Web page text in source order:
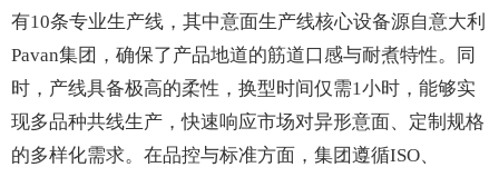
有10条专业生产线，其中意面生产线核心设备源自意大利
Pavan集团，确保了产品地道的筋道口感与耐煮特性。同
时，产线具备极高的柔性，换型时间仅需1小时，能够实
现多品种共线生产，快速响应市场对异形意面、定制规格
的多样化需求。在品控与标准方面，集团遵循ISO、